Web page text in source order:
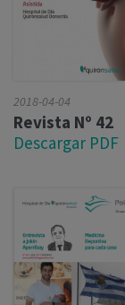
2018-04-04
Revista Nº 42
Descargar PDF